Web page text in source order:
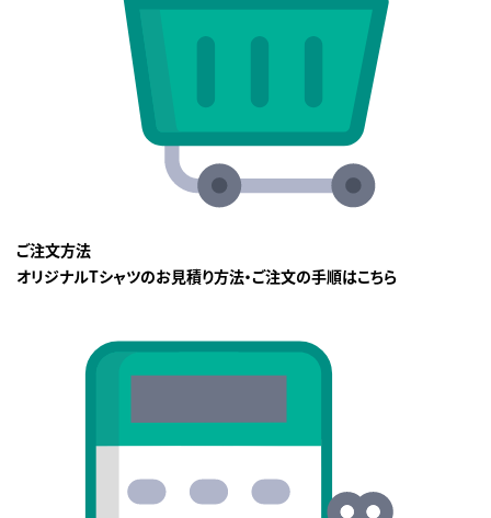
ご注文方法
オリジナルTシャツのお見積り方法・ご注文の手順はこちら